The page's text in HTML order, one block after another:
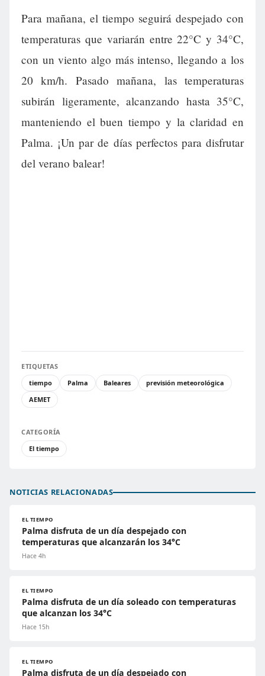
Para mañana, el tiempo seguirá despejado con
temperaturas que variarán entre 22°C y 34°C,
con un viento algo más intenso, llegando a los
20 km/h. Pasado mañana, las temperaturas
subirán ligeramente, alcanzando hasta 35°C,
manteniendo el buen tiempo y la claridad en
Palma. ¡Un par de días perfectos para disfrutar
del verano balear!
ETIQUETAS
tiempo
Palma Baleares
previsión meteorológica
AEMET
CATEGORÍA
El tiempo
NOTICIAS RELACIONADAS
EL TIEMPO
Palma disfruta de un día despejado con
temperaturas que alcanzarán los 34°C
Hace 4h
EL TIEMPO
Palma disfruta de un día soleado con temperaturas
que alcanzan los 34°C
Hace 15h
EL TIEMPO
Palma disfruta de un día despejado con